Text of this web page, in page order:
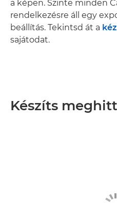
a képen. Szinte minden
rendelkezésre áll egy
beállítás. Tekintsd át a
sajátodat.
Készíts